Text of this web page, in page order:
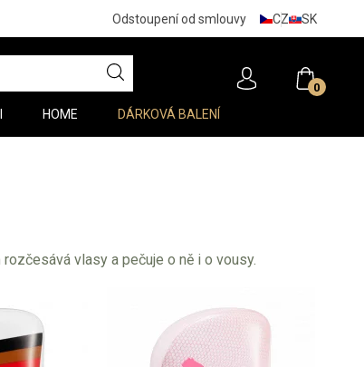
Odstoupení od smlouvy CZ SK
0
HOME DÁRKOVÁ BALENÍ
vlasy a pečuje o ně i o vousy.